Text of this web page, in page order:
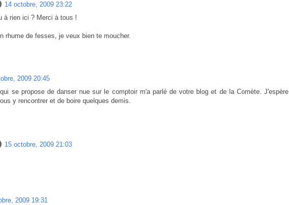
14 octobre, 2009 23:22
à rien ici ? Merci à tous !
rhume de fesses, je veux bien te moucher.
2009 20:45
se propose de danser nue sur le comptoir m'a parlé de votre blog et de la Comète. J'espère
y rencontrer et de boire quelques demis.
15 octobre, 2009 21:03
2009 19:31